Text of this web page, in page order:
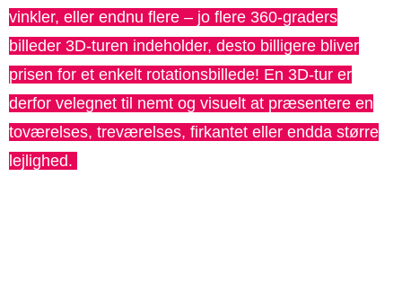
vinkler, eller endnu flere – jo flere 360-graders
billeder 3D-turen indeholder, desto billigere bliver
prisen for et enkelt rotationsbillede! En 3D-tur er
derfor velegnet til nemt og visuelt at præsentere en
toværelses, treværelses, firkantet eller endda større
lejlighed.